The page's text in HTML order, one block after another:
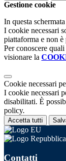
Gestione cookie
In questa
I cookie necessari
piattaforma e non
Per conoscere
visionare la
Cookie necessari
I cookie necessari
disabilitati. È
policy.
Accetta tutti
Contatti